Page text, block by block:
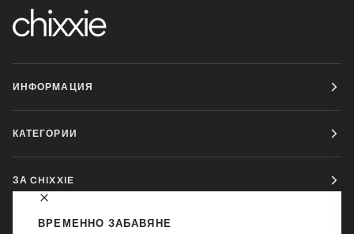
ВРЕМЕННО ЗАБАВЯНЕ
ИНФОРМАЦИЯ
КАТЕГОРИИ
ЗА CHIXXIE
ЗА КОНТАКТ: INFO@CHIXXIE.BG